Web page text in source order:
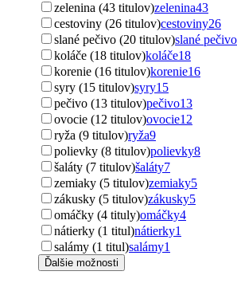
zelenina (43 titulov)zelenina43
cestoviny (26 titulov)cestoviny26
slané pečivo (20 titulov)slané pečivo
koláče (18 titulov)koláče18
korenie (16 titulov)korenie16
syry (15 titulov)syry15
pečivo (13 titulov)pečivo13
ovocie (12 titulov)ovocie12
ryža (9 titulov)ryža9
polievky (8 titulov)polievky8
šaláty (7 titulov)šaláty7
zemiaky (5 titulov)zemiaky5
zákusky (5 titulov)zákusky5
omáčky (4 tituly)omáčky4
nátierky (1 titul)nátierky1
salámy (1 titul)salámy1
Ďalšie možnosti